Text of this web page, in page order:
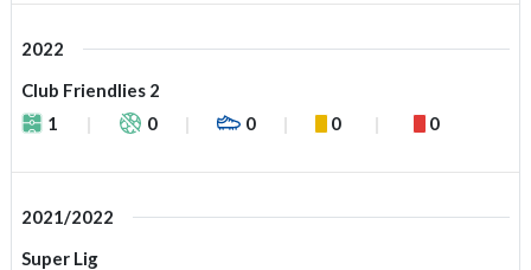
2022
Club Friendlies 2
1
0 0 0 0
2021/2022
Super Lig